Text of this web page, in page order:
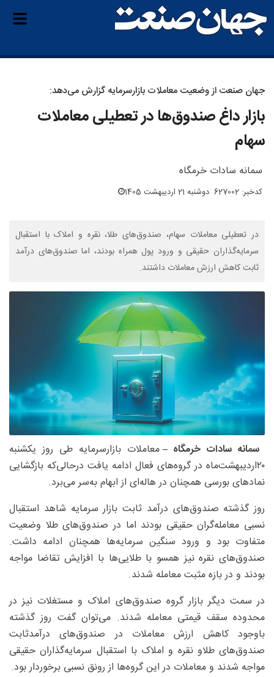
جهان صنعت از وضعیت معاملات بازارسرمایه گزارش می‌دهد:
بازار داغ صندوق‌ها در تعطیلی معاملات
سهام
سمانه‌ سادات خرمگاه
کدخبر: 627002 دوشنبه 21 اردیبهشت 1405
در تعطیلی معاملات سهام، صندوق‌های طلا، نقره و املاک با استقبال
سرمایه‌گذاران حقیقی و ورود پول همراه بودند، اما صندوق‌های درآمد
ثابت کاهش ارزش معاملات داشتند.
سمانه سادات خرمگاه –معاملات بازارسرمایه طی روز یکشنبه
۲۰اردیبهشت‌ماه در گروه‌های فعال ادامه یافت درحالی‌که بازگشایی
نمادهای بورسی همچنان در‌ هاله‌ای از ابهام به‌سر می‌برد.
روز گذشته صندوق‌های درآمد ثابت بازار سرمایه شاهد استقبال
نسبی معامله‌گران حقیقی بودند اما در صندوق‌های طلا وضعیت
متفاوت بود و ورود سنگین سرمایه‌ها همچنان ادامه داشت.
صندوق‌های نقره نیز همسو با طلایی‌ها با افزایش تقاضا مواجه
بودند و در بازه مثبت معامله شدند.
در سمت دیگر بازار گروه صندوق‌های املاک و مستغلات نیز در
محدوده سقف قیمتی معامله شدند. می‌توان گفت روز گذشته
باوجود کاهش ارزش معاملات در صندوق‌های درآمدثابت
صندوق‌های طلاو نقره و املاک با استقبال سرمایه‌گذاران حقیقی
مواجه شدند و معاملات در این گروه‌ها از رونق نسبی برخوردار بود.